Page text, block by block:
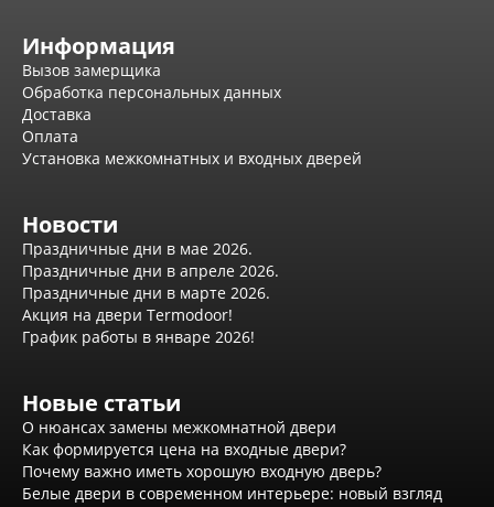
Серия Нео
Серия Симпл
Серия Синди
Серия Уно
Коллекция дверей Элеганс
Экошпон Верда
Коллекция дверей Лофт
Коллекция дверей Некст
Коллекция дверей Техно
Шпон Дворецкий
Эмаль Дворецкий
Двери Про
Инвизибл Про
Экошпон Про
Информация
Вызов замерщика
Обработка персональных данных
Доставка
Оплата
Установка межкомнатных и входных дверей
Новости
Праздничные дни в мае 2026.
Праздничные дни в апреле 2026.
Праздничные дни в марте 2026.
Акция на двери Termodoor!
График работы в январе 2026!
Новые статьи
О нюансах замены межкомнатной двери
Как формируется цена на входные двери?
Почему важно иметь хорошую входную дверь?
Белые двери в современном интерьере: новый взгляд